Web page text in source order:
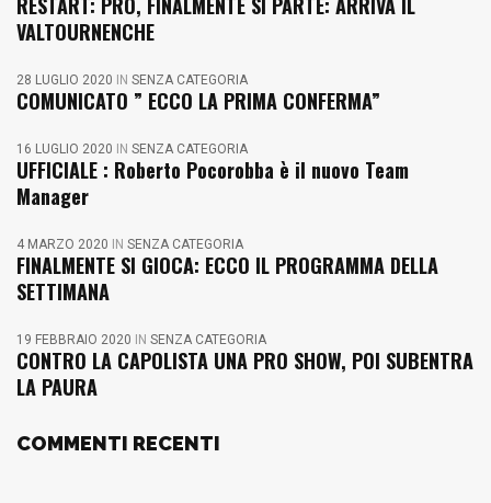
VALTOURNENCHE
28 LUGLIO 2020 IN SENZA CATEGORIA
COMUNICATO ” ECCO LA PRIMA CONFERMA”
16 LUGLIO 2020 IN SENZA CATEGORIA
UFFICIALE : Roberto Pocorobba è il nuovo Team
Manager
4 MARZO 2020 IN SENZA CATEGORIA
FINALMENTE SI GIOCA: ECCO IL PROGRAMMA DELLA
SETTIMANA
19 FEBBRAIO 2020 IN SENZA CATEGORIA
CONTRO LA CAPOLISTA UNA PRO SHOW, POI SUBENTRA
LA PAURA
COMMENTI RECENTI